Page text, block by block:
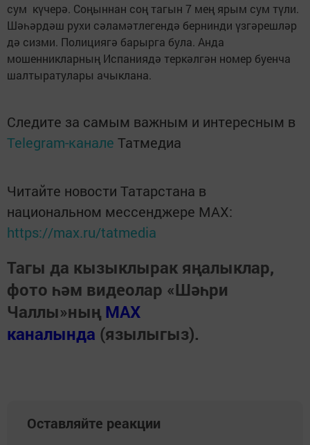
сум күчерә. Соңыннан соң тагын 7 мең ярым сум түли.
Шәһәрдәш рухи сәламәтлегендә бернинди үзгәрешләр
дә сизми. Полициягә барырга була. Анда
мошенникларның Испаниядә теркәлгән номер буенча
шалтыратулары ачыклана.
Следите за самым важным и интересным в
Telegram-канале Татмедиа
Читайте новости Татарстана в
национальном мессенджере MАХ:
https://max.ru/tatmedia
Тагы да кызыклырак яңалыклар,
фото һәм видеолар «Шәһри
Чаллы»ның MAX
каналында (язылыгыз).
Оставляйте реакции